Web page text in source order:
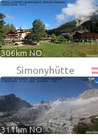
306km NO
Simonyhütte
311km NO